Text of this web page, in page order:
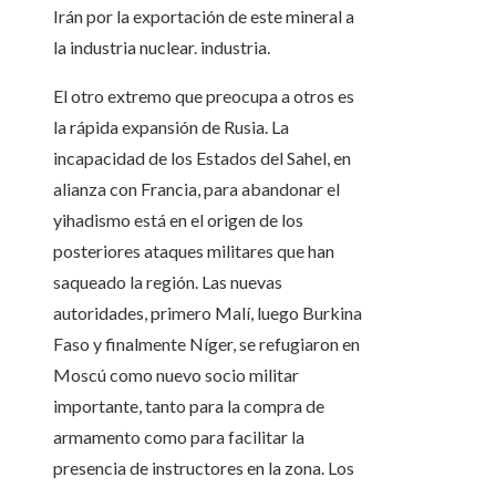
Irán por la exportación de este mineral a
la industria nuclear. industria.
El otro extremo que preocupa a otros es
la rápida expansión de Rusia. La
incapacidad de los Estados del Sahel, en
alianza con Francia, para abandonar el
yihadismo está en el origen de los
posteriores ataques militares que han
saqueado la región. Las nuevas
autoridades, primero Malí, luego Burkina
Faso y finalmente Níger, se refugiaron en
Moscú como nuevo socio militar
importante, tanto para la compra de
armamento como para facilitar la
presencia de instructores en la zona. Los